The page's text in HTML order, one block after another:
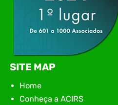
SITE MAP
Home
Conheça a ACIRS